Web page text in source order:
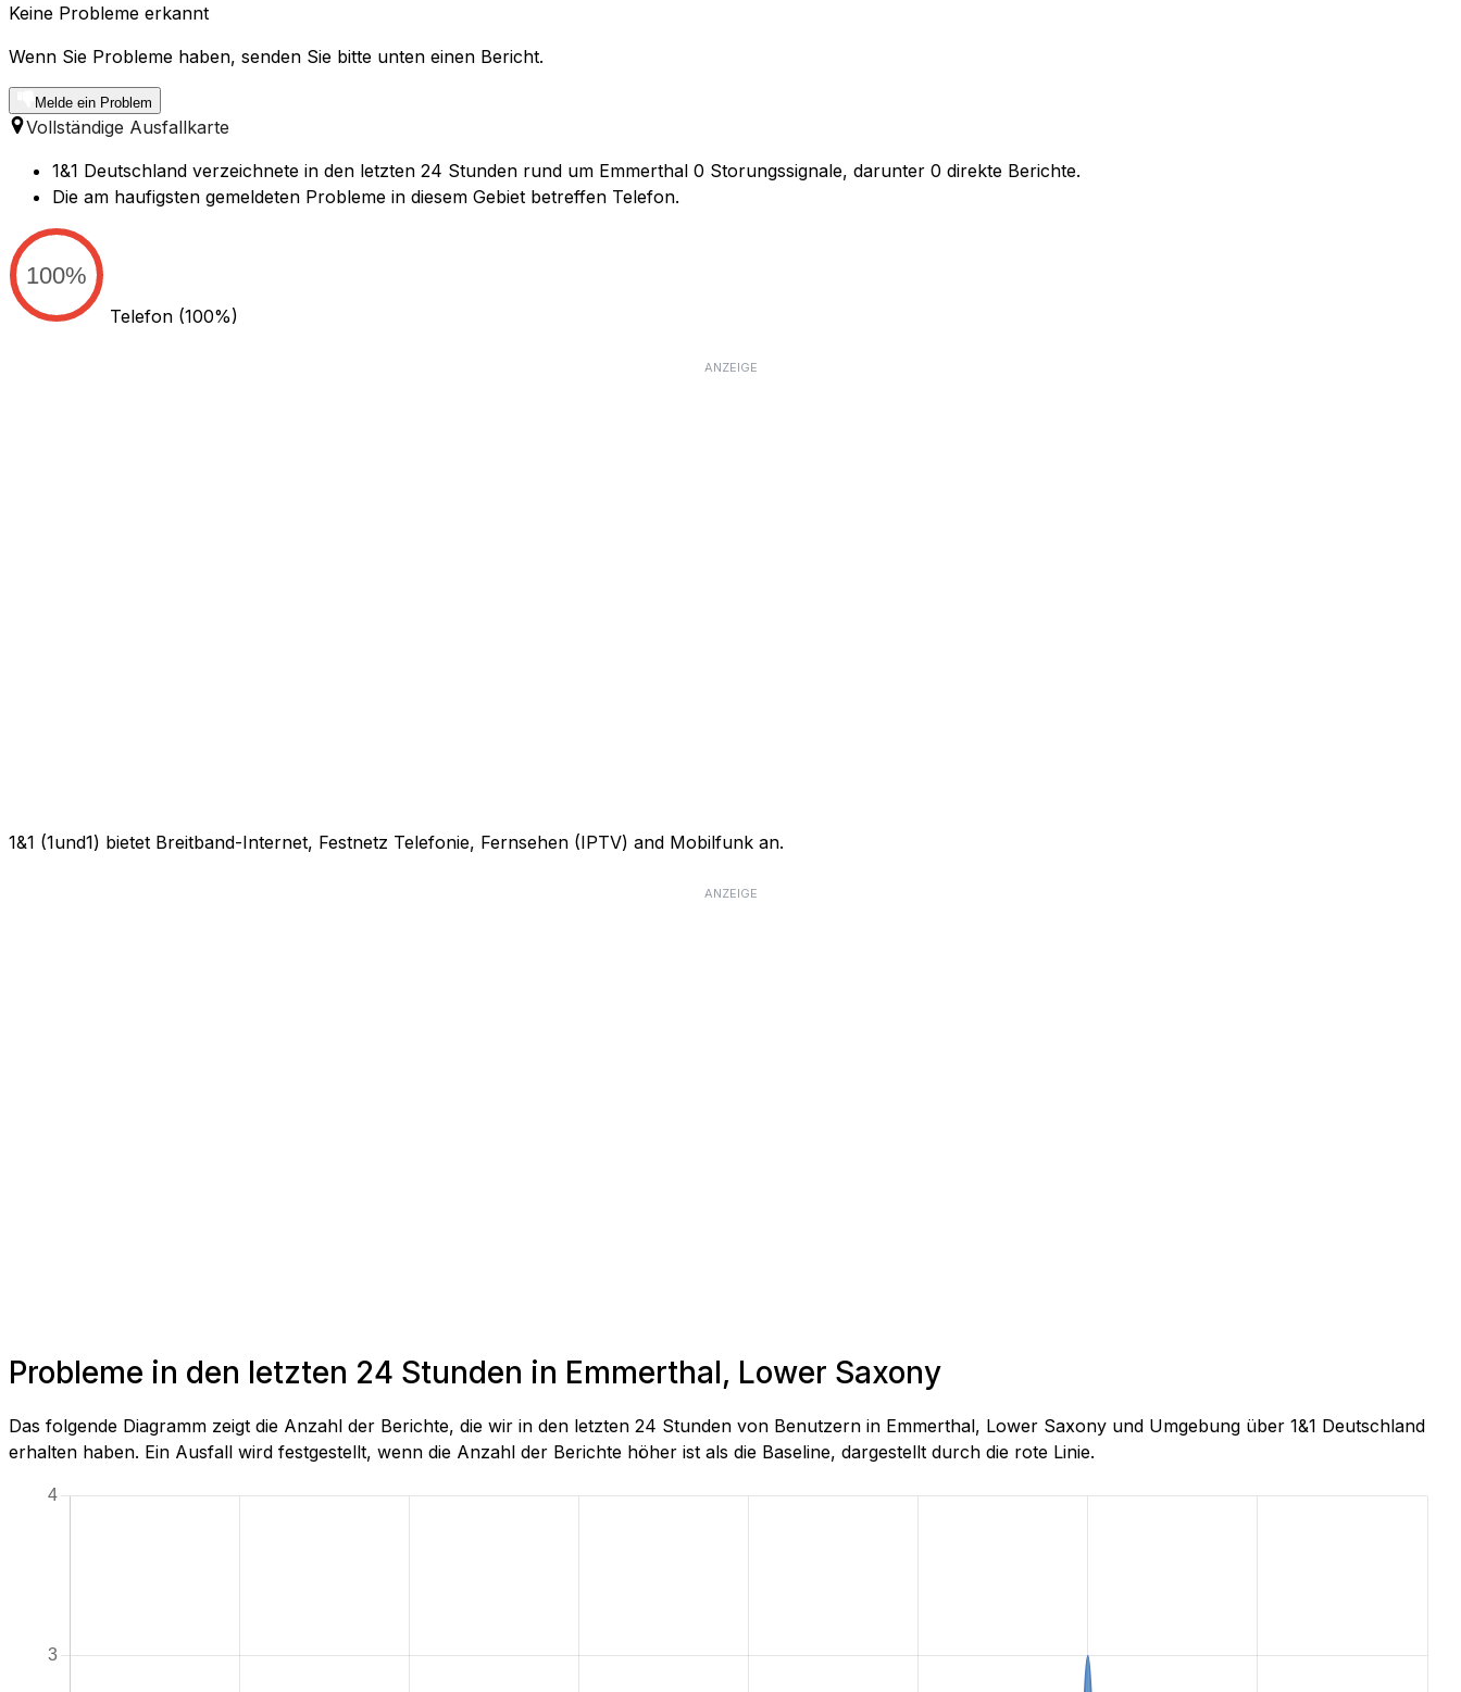
Keine Probleme erkannt
Wenn Sie Probleme haben, senden Sie bitte unten einen Bericht.
Melde ein Problem
Vollständige Ausfallkarte
1&1 Deutschland verzeichnete in den letzten 24 Stunden rund um Emmerthal 0 Storungssignale, darunter 0 direkte Berichte.
Die am haufigsten gemeldeten Probleme in diesem Gebiet betreffen Telefon.
100%
Telefon (100%)
ANZEIGE
1&1 (1und1) bietet Breitband-Internet, Festnetz Telefonie, Fernsehen (IPTV) and Mobilfunk an.
ANZEIGE
Probleme in den letzten 24 Stunden in Emmerthal, Lower Saxony
Das folgende Diagramm zeigt die Anzahl der Berichte, die wir in den letzten 24 Stunden von Benutzern in Emmerthal, Lower Saxony und Umgebung über 1&1 Deutschland
erhalten haben. Ein Ausfall wird festgestellt, wenn die Anzahl der Berichte höher ist als die Baseline, dargestellt durch die rote Linie.